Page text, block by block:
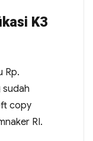
K3
Rp.
copy
RI.